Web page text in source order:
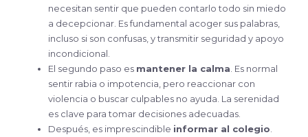
necesitan sentir que pueden contarlo todo sin miedo
a decepcionar. Es fundamental acoger sus palabras,
incluso si son confusas, y transmitir seguridad y apoyo
incondicional.
El segundo paso es mantener la calma . Es normal
sentir rabia o impotencia, pero reaccionar con
violencia o buscar culpables no ayuda. La serenidad
es clave para tomar decisiones adecuadas.
Después, es imprescindible informar al colegio